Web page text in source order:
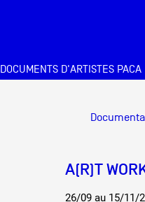
DOCUMENTS D'ARTISTES PACA
A(R)T
26/09 au 15/11/